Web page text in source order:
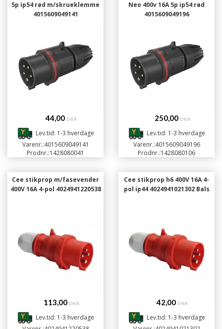
5p ip54 rød m/skrueklemme
4015609049141
44,00 DKK
Lev.tid: 1-3 hverdage
Varenr.:4015609049141
Prodnr.:1428080041
Neo 400v 16A 5p ip54 rød
4015609049196
250,00 DKK
Lev.tid: 1-3 hverdage
Varenr.:4015609049196
Prodnr.:1428080106
Cee stikprop m/fasevender
400V 16A 4-pol 4024941220538
113,00 DKK
Lev.tid: 1-3 hverdage
Cee stikprop h6 400V 16A 4-
pol ip44 4024941021302 Bals
42,00 DKK
Lev.tid: 1-3 hverdage